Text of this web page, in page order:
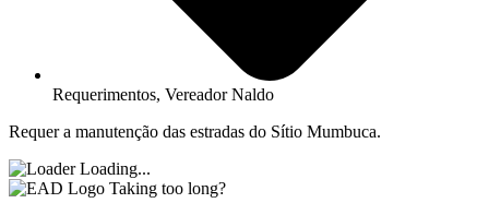
Requerimentos, Vereador Naldo
Requer a manutenção das estradas do Sítio Mumbuca.
Loading...
Taking too long?